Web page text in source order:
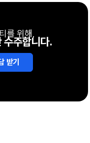
를 위해,
수주합니다.
받기